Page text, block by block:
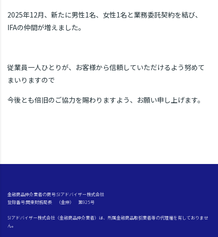
2025年12月、新たに男性1名、女性1名と業務委託契約を結び、
IFAの仲間が増えました。
従業員一人ひとりが、お客様から信頼していただけるよう努めて
まいりますので
今後とも倍旧のご協力を賜わりますよう、お願い申し上げます。
金融商品仲介業者の商号:SIアドバイザー株式会社
登録番号:関東財務局長 （金仲） 第925号
SIアドバイザー株式会社（金融商品仲介業者）は、所属金融商品取引業者等の代理権を有しておりませ
ん。